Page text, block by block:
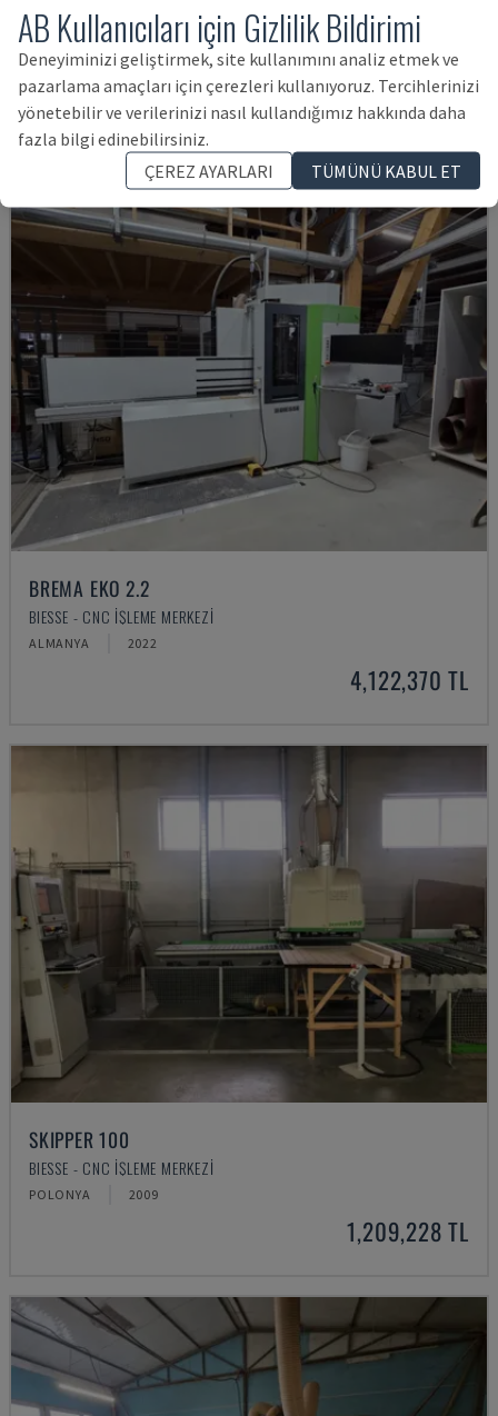
ROVER K1232
BIESSE - CNC İŞLEME MERKEZI
POLONYA 2017
2,363,492 TL
BREMA EKO 2.2
BIESSE - CNC İŞLEME MERKEZI
ALMANYA 2022
4,122,370 TL
SKIPPER 100
BIESSE - CNC İŞLEME MERKEZI
POLONYA 2009
1,209,228 TL
AB Kullanıcıları için Gizlilik Bildirimi
Deneyiminizi geliştirmek, site kullanımını analiz etmek ve
pazarlama amaçları için çerezleri kullanıyoruz. Tercihlerinizi
yönetebilir ve verilerinizi nasıl kullandığımız hakkında daha
fazla bilgi edinebilirsiniz.
ÇEREZ AYARLARI
TÜMÜNÜ KABUL ET